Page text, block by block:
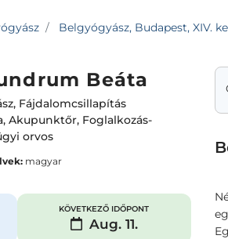
Belgyógyász, Budapest, XIV.
Beáta
, Fájdalomcsillapítás
, Akupunktőr, Foglalkozás-
orvos
magyar
KÖVETKEZŐ IDŐPONT
Aug. 11.